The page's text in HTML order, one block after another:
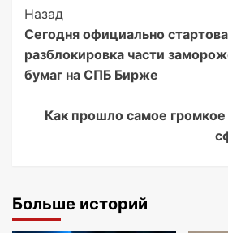
Post
Navigation
Назад
Сегодня официально
разблокировка части
бумаг на СПБ Бирже
Как прошло самое
Больше историй